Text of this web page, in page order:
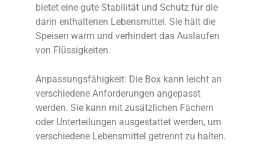
bietet eine gute Stabilität und Schutz für die
darin enthaltenen Lebensmittel. Sie hält die
Speisen warm und verhindert das Auslaufen
von Flüssigkeiten.
Anpassungsfähigkeit: Die Box kann leicht an
verschiedene Anforderungen angepasst
werden. Sie kann mit zusätzlichen Fächern
oder Unterteilungen ausgestattet werden, um
verschiedene Lebensmittel getrennt zu halten.